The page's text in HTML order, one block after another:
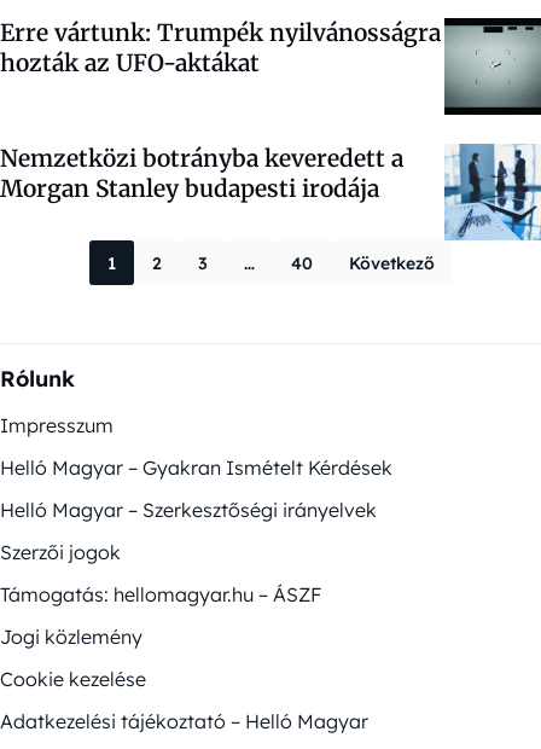
Erre vártunk: Trumpék nyilvánosságra
hozták az UFO-aktákat
Nemzetközi botrányba keveredett a
Morgan Stanley budapesti irodája
Bejegyzések
1 2 3 … 40 Következő
Rólunk
Impresszum
Helló Magyar – Gyakran Ismételt Kérdések
Helló Magyar – Szerkesztőségi irányelvek
Szerzői jogok
Támogatás: hellomagyar.hu – ÁSZF
Jogi közlemény
Cookie kezelése
Adatkezelési tájékoztató – Helló Magyar